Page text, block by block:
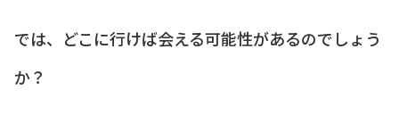
では、どこに行けば会える可能性があるのでしょう
か？